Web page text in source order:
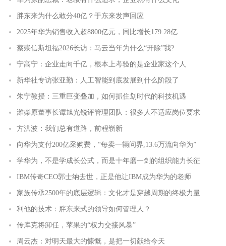
胖东来为什么敢分40亿？于东来发声回应
2025年华为销售收入超8800亿元，同比增长179.28亿
蔡崇信斯坦福2026长访：马云当年为什么“开除”我?
宁高宁：企业走向千亿，根本上考验的是企业家这个人
新华社专访张亚勤：人工智能到底发展到什么阶段了
朱宁教授：三重巨变叠加，如何抓住划时代的科技机遇
潍柴原董事长谭旭光锐评管理团队：很多人不适应岗位要求
方洪波：我们总有道路，前程崭新
向华为支付200亿采购费，“每卖一辆问界,13.6万流向华为”
学华为，不是学成长公式，而是十年磨一剑的组织能力长征
IBM传奇CEO郭士纳去世，正是他让IBM成为华为的老师
家族传承2500年的底层逻辑：文化才是穿越周期的终极力量
利他的技术：胖东来式的领导如何管理人？
传库克将卸任，苹果的“权力交接风暴”
周云杰：对明天最大的慷慨，是把一切献给今天